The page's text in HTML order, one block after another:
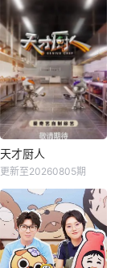
天才厨人
更新至20260805期